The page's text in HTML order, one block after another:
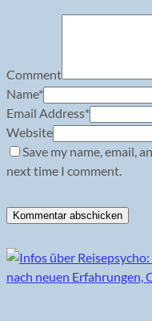
Comment
Name*
Email Address*
Website
Save my name, email,
next time I comment.